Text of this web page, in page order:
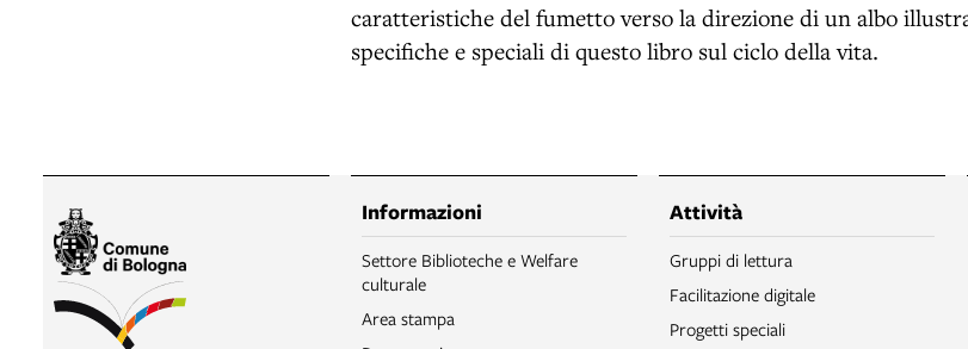
caratteristiche del fumetto verso la direzione di un albo
specifiche e speciali di questo libro sul ciclo della vita.
Informazioni
Settore Biblioteche e Welfare
culturale
Area stampa
Attività
Gruppi di lettura
Facilitazione digitale
Progetti speciali